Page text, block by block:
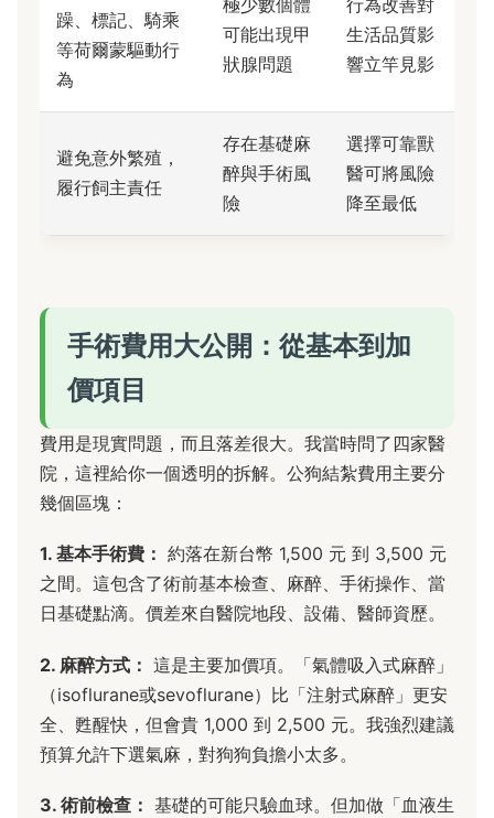
躁、標記、騎乘
等荷爾蒙驅動行
為
極少數個體
可能出現甲
狀腺問題
行為改善對
生活品質影
響立竿見影
避免意外繁殖，
履行飼主責任
存在基礎麻
醉與手術風
險
選擇可靠獸
醫可將風險
降至最低
手術費用大公開：從基本到加
價項目
費用是現實問題，而且落差很大。我當時問了四家醫
院，這裡給你一個透明的拆解。公狗結紮費用主要分
幾個區塊：
1. 基本手術費： 約落在新台幣 1,500 元 到 3,500 元
之間。這包含了術前基本檢查、麻醉、手術操作、當
日基礎點滴。價差來自醫院地段、設備、醫師資歷。
2. 麻醉方式： 這是主要加價項。「氣體吸入式麻醉」
（isoflurane或sevoflurane）比「注射式麻醉」更安
全、甦醒快，但會貴 1,000 到 2,500 元。我強烈建議
預算允許下選氣麻，對狗狗負擔小太多。
3. 術前檢查： 基礎的可能只驗血球。但加做「血液生